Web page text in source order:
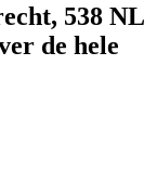
538 NL
de hele